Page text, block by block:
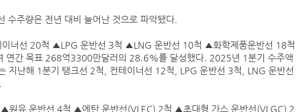
수주량은 전년 대비 늘어난 것으로 파악됐다.
너선 20척 ▲LPG 운반선 3척 ▲LNG 운반선 10척 ▲화학제품운반선 18척
연간 목표 268억3300만달러의 28.6%를 달성했다. 2025년 1분기 수주액
지난해 1분기 탱크선 2척, 컨테이너선 12척, LPG 운반선 3척, LNG 운반선
유 운반선 4척 ▲에탄 운반선(VLEC) 2척 ▲초대형 가스 운반선(VLGC) 2
페덱스, 광저우-시드니 직항 화물노선 개설
인사/ 해양수산부
에어프레미아, 인천-호찌민 노선 3년만에 재개
‘탱크선 약진’ 팬오션 2분기 영업익 1937억…57%↑